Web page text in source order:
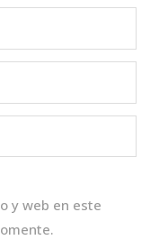
y web en este